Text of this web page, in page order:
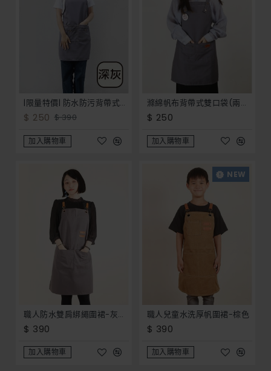
|限量特價| 防水防污背帶式四口袋圍裙-8色
$ 250 $ 390
加入購物車
滌綿帆布背帶式雙口袋(兩釦小口袋)圍裙-灰色
$ 250
加入購物車
職人防水雙肩綁繩圍裙-灰色 (防潑水) _ 餐飲 園藝 手工藝 客製化圍裙 開店 員工服 制服 工作服
$ 390
加入購物車
NEW
職人兒童水洗厚帆圍裙-棕色
$ 390
加入購物車